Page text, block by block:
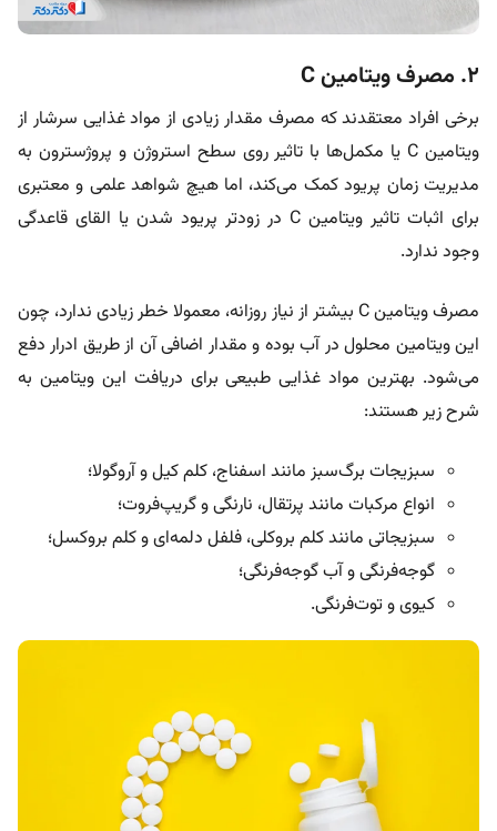
۲. مصرف ویتامین C
برخی افراد معتقدند که مصرف مقدار زیادی از مواد غذایی سرشار از
ویتامین C یا مکمل‌ها با تاثیر روی سطح استروژن و پروژسترون به
مدیریت زمان پریود کمک می‌کند، اما هیچ شواهد علمی و معتبری
برای اثبات تاثیر ویتامین C در زودتر پریود شدن یا القای قاعدگی
وجود ندارد.
مصرف ویتامین C بیشتر از نیاز روزانه، معمولا خطر زیادی ندارد، چون
این ویتامین محلول در آب بوده و مقدار اضافی آن از طریق ادرار دفع
می‌شود. بهترین مواد غذایی طبیعی برای دریافت این ویتامین به
شرح زیر هستند:
سبزیجات برگ‌سبز مانند اسفناج، کلم کیل و آروگولا؛
انواع مرکبات مانند پرتقال، نارنگی و گریپ‌فروت؛
سبزیجاتی مانند کلم بروکلی، فلفل دلمه‌ای و کلم بروکسل؛
گوجه‌فرنگی و آب گوجه‌فرنگی؛
کیوی و توت‌فرنگی.